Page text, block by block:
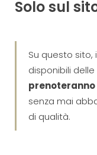
Solo sul
Su questo
disponibili delle
senza mai
di qualità.